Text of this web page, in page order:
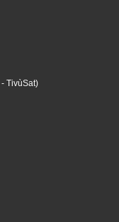
- TivùSat)